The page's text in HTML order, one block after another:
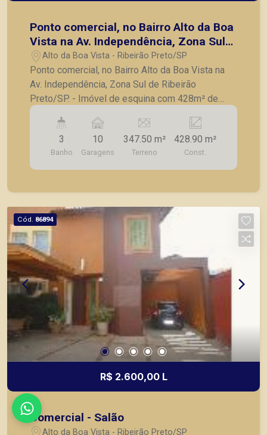
Ponto comercial, no Bairro Alto da Boa
Vista na Av. Independência, Zona Sul
de Ribeirão Preto/SP.
Alto da Boa Vista - Ribeirão Preto/SP
Ponto comercial, no Bairro Alto da Boa Vista na
Av. Independência, Zona Sul de Ribeirão
Preto/SP. - Imóvel de esquina com 428m² de
área construída; - Salão; - Copa; - Depósito; - 3
banheiros; - 10 vagas de estacionamento. A
Piramid tem como objetivo atender seus clientes
com agilidade e segurança, em locação, vendas
de imóveis prontos, usados ou mesmo nos
3
Banho
10
Garagens
347.50 m²
Terreno
428.90 m²
Const.
Cód. 86894
R$ 2.600,00 L
Comercial - Salão
Alto da Boa Vista - Ribeirão Preto/SP